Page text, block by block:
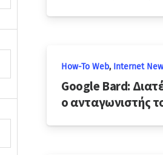
How-To Web, Internet
Google Bard:
ο ανταγωνιστής